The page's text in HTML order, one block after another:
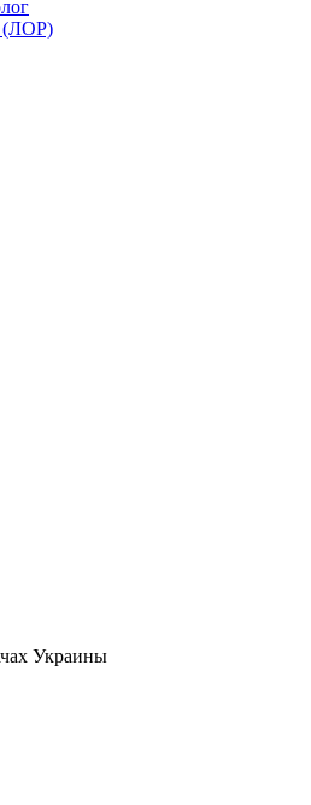
(ЛОР)
Украины